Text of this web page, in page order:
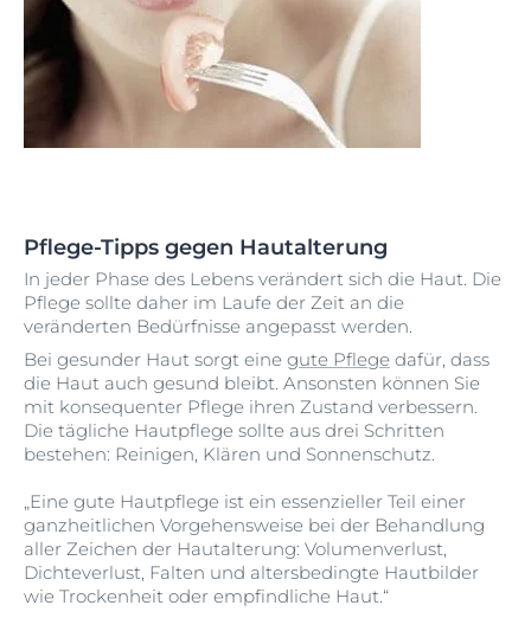
Pflege-Tipps gegen Hautalterung
In jeder Phase des Lebens verändert sich die Haut. Die
Pflege sollte daher im Laufe der Zeit an die
veränderten Bedürfnisse angepasst werden.
Bei gesunder Haut sorgt eine gute Pflege dafür, dass
die Haut auch gesund bleibt. Ansonsten können Sie
mit konsequenter Pflege ihren Zustand verbessern.
Die tägliche Hautpflege sollte aus drei Schritten
bestehen: Reinigen, Klären und Sonnenschutz.
„Eine gute Hautpflege ist ein essenzieller Teil einer
ganzheitlichen Vorgehensweise bei der Behandlung
aller Zeichen der Hautalterung: Volumenverlust,
Dichteverlust, Falten und altersbedingte Hautbilder
wie Trockenheit oder empfindliche Haut.“